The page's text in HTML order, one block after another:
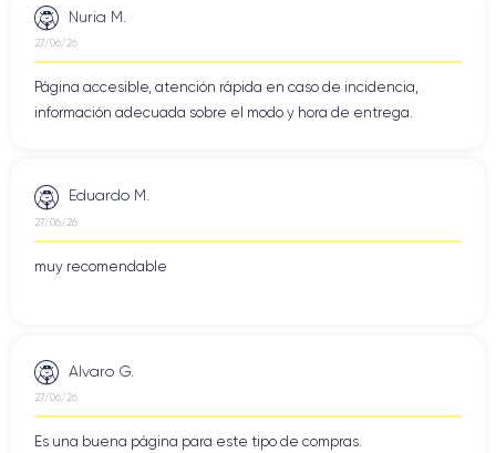
Nuria M.
27/06/26
Página accesible, atención rápida en caso de incidencia,
información adecuada sobre el modo y hora de entrega.
Eduardo M.
27/06/26
muy recomendable
Alvaro G.
27/06/26
Es una buena página para este tipo de compras.